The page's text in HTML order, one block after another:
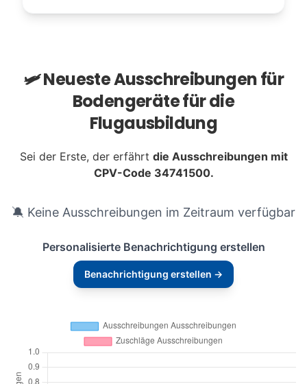
🛩️ Neueste Ausschreibungen für
Bodengeräte für die
Flugausbildung
Sei der Erste, der erfährt die Ausschreibungen mit
CPV-Code 34741500.
🔕 Keine Ausschreibungen im Zeitraum verfügbar
Personalisierte Benachrichtigung erstellen
Benachrichtigung erstellen →